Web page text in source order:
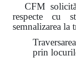
CFM
respecte cu
semnalizarea la
prin